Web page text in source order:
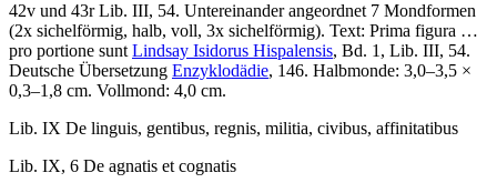
42v und 43r Lib. III, 54. Untereinander angeordnet 7 Mondformen
(2x sichelförmig, halb, voll, 3x sichelförmig). Text: Prima figura …
pro portione sunt Lindsay Isidorus Hispalensis, Bd. 1, Lib. III, 54.
Deutsche Übersetzung Enzyklodädie, 146. Halbmonde: 3,0–3,5 ×
0,3–1,8 cm. Vollmond: 4,0 cm.
Lib. IX De linguis, gentibus, regnis, militia, civibus, affinitatibus
Lib. IX, 6 De agnatis et cognatis